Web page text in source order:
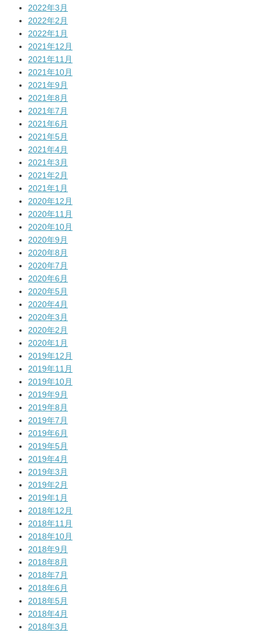
2022年3月
2022年2月
2022年1月
2021年12月
2021年11月
2021年10月
2021年9月
2021年8月
2021年7月
2021年6月
2021年5月
2021年4月
2021年3月
2021年2月
2021年1月
2020年12月
2020年11月
2020年10月
2020年9月
2020年8月
2020年7月
2020年6月
2020年5月
2020年4月
2020年3月
2020年2月
2020年1月
2019年12月
2019年11月
2019年10月
2019年9月
2019年8月
2019年7月
2019年6月
2019年5月
2019年4月
2019年3月
2019年2月
2019年1月
2018年12月
2018年11月
2018年10月
2018年9月
2018年8月
2018年7月
2018年6月
2018年5月
2018年4月
2018年3月